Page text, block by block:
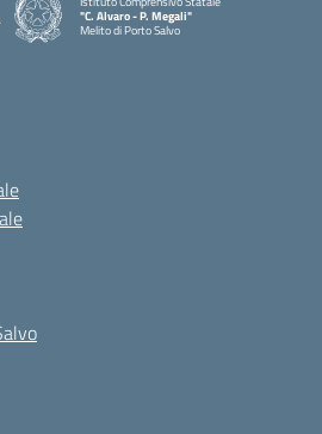
"C. Alvaro - P. Megali"
Melito di Porto Salvo